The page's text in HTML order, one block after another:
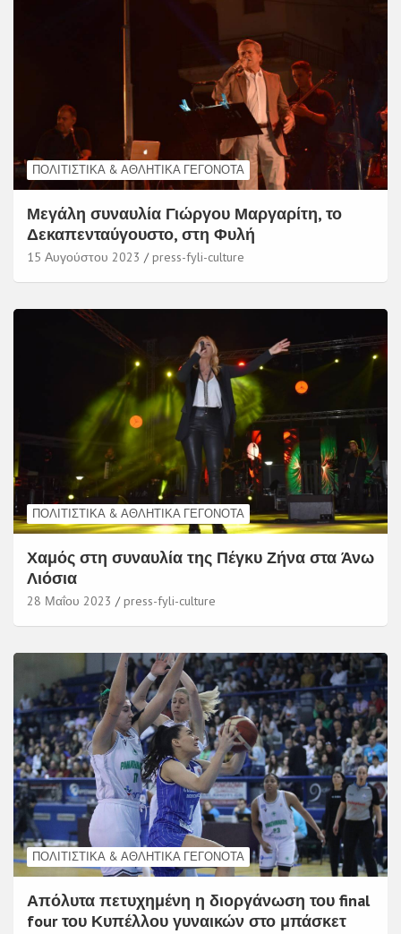
ΠΟΛΙΤΙΣΤΙΚΆ & ΑΘΛΗΤΙΚΆ ΓΕΓΟΝΌΤΑ
Μεγάλη συναυλία Γιώργου Μαργαρίτη, το
Δεκαπενταύγουστο, στη Φυλή
15 Αυγούστου 2023 press-fyli-culture
ΠΟΛΙΤΙΣΤΙΚΆ & ΑΘΛΗΤΙΚΆ ΓΕΓΟΝΌΤΑ
Χαμός στη συναυλία της Πέγκυ Ζήνα στα Άνω
Λιόσια
28 Μαΐου 2023 press-fyli-culture
ΠΟΛΙΤΙΣΤΙΚΆ & ΑΘΛΗΤΙΚΆ ΓΕΓΟΝΌΤΑ
Απόλυτα πετυχημένη η διοργάνωση του final
four του Κυπέλλου γυναικών στο μπάσκετ